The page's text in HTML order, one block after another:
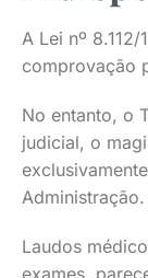
A Lei nº
comprovação
No entanto, o
judicial, o
Administração.
Laudos